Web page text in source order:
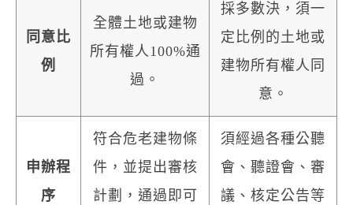
同意比
例
全體土地或建物
所有權人100%通
過。
採多數決，須一
定比例的土地或
建物所有權人同
意。
申辦程
序
符合危老建物條
件，並提出審核
計劃，通過即可
須經過各種公聽
會、聽證會、審
議、核定公告等